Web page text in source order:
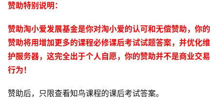
服
赞助特别说明：
赞助淘小爱发展基金是你对淘小爱的认可和无偿赞助，你的
赞助将用增加更多的课程必修课后考试试题答案，并优化维
护服务器，这完全出于个人自愿，你的赞助并不是商业交易
行为！
赞助后，只限查看知鸟课程的课后考试答案。